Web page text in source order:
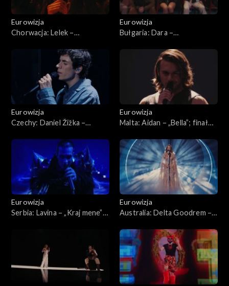
Eurowizja
Chorwacja: Lelek –
Eurowizji 2026
Eurowizja
Bułgaria: Dara –
Eurowizji 2026
Eurowizja
Czechy: Daniel Žižka –
Eurowizji 2026
Eurowizja
Malta: Aidan – „Bella ”; finał
Eurowizja
Serbia: Lavina – „Kraj mene ”;
Eurowizja
Australia: Delta Goodrem –
Eurowizji 2026